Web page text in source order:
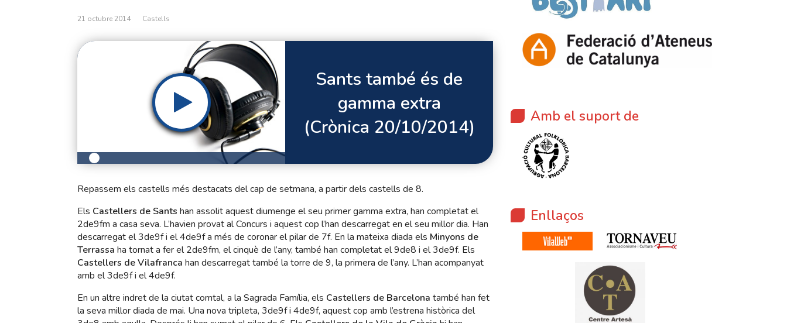
21 octubre 2014 Castells
Sants també és de
gamma extra
(Crònica 20/10/2014)
Repassem els castells més destacats del cap de setmana, a partir dels castells de 8.
Els Castellers de Sants han assolit aquest diumenge el seu primer gamma extra, han completat el
2de9fm a casa seva. L’havien provat al Concurs i aquest cop l’han descarregat en el seu millor dia. Han
descarregat el 3de9f i el 4de9f a més de coronar el pilar de 7f. En la mateixa diada els Minyons de
Terrassa ha tornat a fer el 2de9fm, el cinquè de l’any, també han completat el 9de8 i el 3de9f. Els
Castellers de Vilafranca han descarregat també la torre de 9, la primera de l’any. L’han acompanyat
amb el 3de9f i el 4de9f.
En un altre indret de la ciutat comtal, a la Sagrada Família, els Castellers de Barcelona també han fet
la seva millor diada de mai. Una nova tripleta, 3de9f i 4de9f, aquest cop amb l’estrena històrica del
Amb el suport de
Enllaços